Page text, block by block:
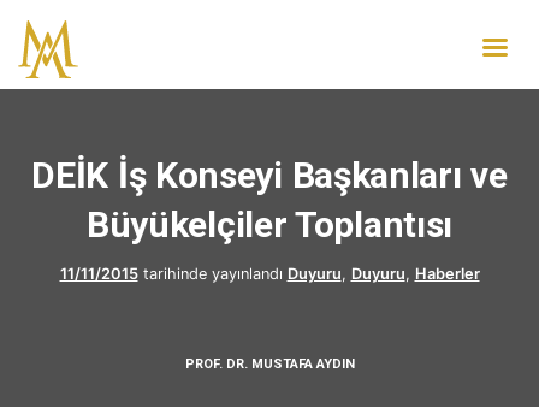
DEİK İş Konseyi Başkanları ve
Büyükelçiler Toplantısı
11/11/2015tarihinde yayınlandı Duyuru, Duyuru, Haberler
PROF. DR. MUSTAFA AYDIN